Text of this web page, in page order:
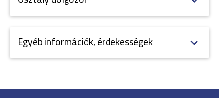
Egyéb információk, érdekességek